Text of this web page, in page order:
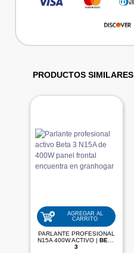
PRODUCTOS SIMILARES
AGREGAR AL
CARRITO
PARLANTE PROFESIONAL
N15A 400W ACTIVO |BETA
3